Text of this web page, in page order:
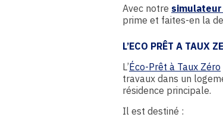
Avec notre simulateur
prime et faites-en la
L’ECO PRÊT A TAUX
L’Éco-Prêt à Taux Zéro
travaux dans un
résidence principale.
Il est destiné :